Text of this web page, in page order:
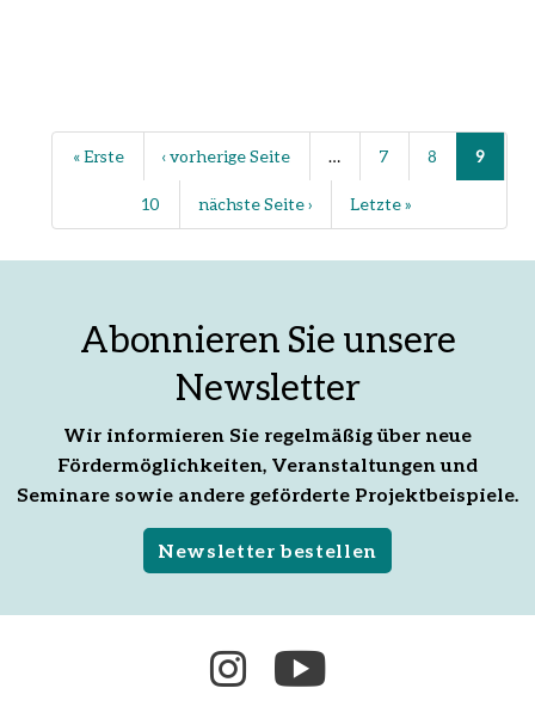
Erste
« Erste Vorherige
Seite
‹ vorherige Seite … Seite
7 Seite
8 Seite
9
Seite
10 Nächste
nächste Seite › Letzte
Letzte »
Abonnieren Sie unsere
Newsletter
Wir informieren Sie regelmäßig über neue
Fördermöglichkeiten, Veranstaltungen und
Seminare sowie andere geförderte Projektbeispiele.
Newsletter bestellen